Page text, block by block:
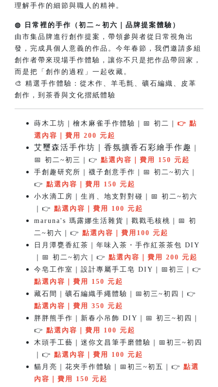
理解手作的細節與職人的精神。
◍ 日常裡的手作（初二～初六｜品牌提案體驗）
由市集品牌進行創作提案，帶領參與者從日常視角出
發，完成具個人意義的作品。今年春節，我們邀請多組
創作者帶來現場手作體驗，讓你不只是把作品帶回家，
而是把「創作的過程」一起收藏。
🎨 精選手作體驗：從木作、羊毛氈、礦石編織、皮革
創作，到茶香與文化摺紙體驗
蒔木工坊｜檜木麻雀手作體驗｜📅 初二｜ 👉 點
選內容
｜費用 200 元起
艾璽森活手作坊｜香氛擴香石彩繪手作趣
📅 初二~初三｜👉 點選內容
｜費用 150 元起
手創趣研究所｜襪子創意手作｜📅 初二~初六｜
👉 點選 內容
｜費用 150 元起
小水滴工房｜生肖、地支對對碰｜📅 初二~初六
｜👉 點選 內容
｜費用 100 元起
maruna's 瑪露娜生活雜貨｜戳戳毛核桃｜📅 初
二~初六｜👉 點選 內容
｜費用100 元起
日月潭甕香紅茶｜年味入茶・手作紅茶茶包 DIY
｜📅 初二~初六｜👉 點選 內容
｜費用 200 元起
今皂工作室｜設計專屬手工皂 DIY｜📅初三｜👉
點選 內容
｜費用 150 元起
藏石間｜礦石編織手繩體驗｜📅初三~初四｜👉
點選 內容
｜費用 350 元起
胖胖熊手作｜新春小吊飾 DIY｜📅 初三~初四｜
👉 點選內容
｜費用 100 元起
木頭手工藝｜迷你文昌筆手磨體驗｜📅初三~初四
｜👉 點選 內容
｜費用 100 元起
貓月亮｜花夾手作體驗｜📅初三~初五｜👉 點選
內容
｜費用 150 元起